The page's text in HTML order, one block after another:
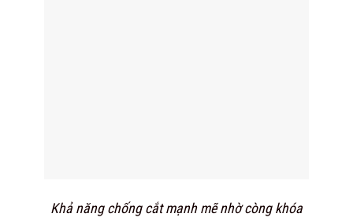
Khả năng chống cắt mạnh mẽ nhờ còng khóa